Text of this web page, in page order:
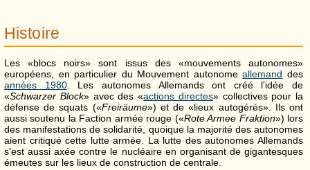
Histoire
Les «blocs noirs» sont issus des «mouvements autonomes»
européens, en particulier du Mouvement autonomeallemand des
années 1980. Les autonomes Allemands ont créé l'idée de
«Schwarzer Block»avec des «actions directes» collectives pour la
défense de squats («Freiräume») et de «lieux autogérés». Ils ont
aussi soutenu la Faction armée rouge («Rote Armee Fraktion») lors
des manifestations de solidarité, quoique la majorité des autonomes
aient critiqué cette lutte armée. La lutte des autonomes Allemands
s'est aussi axée contre le nucléaire en organisant de gigantesques
émeutes sur les lieux de construction de centrale.